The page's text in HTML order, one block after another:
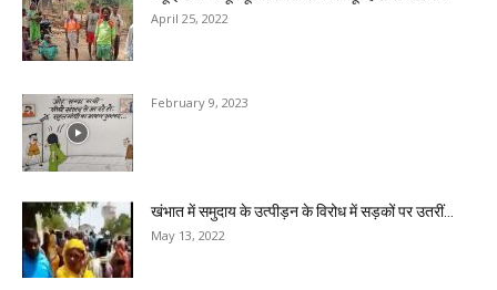
April 25, 2022
February 9, 2023
खंभात में समुदाय के उत्पीड़न के विरोध में सड़कों पर उतरीं...
May 13, 2022